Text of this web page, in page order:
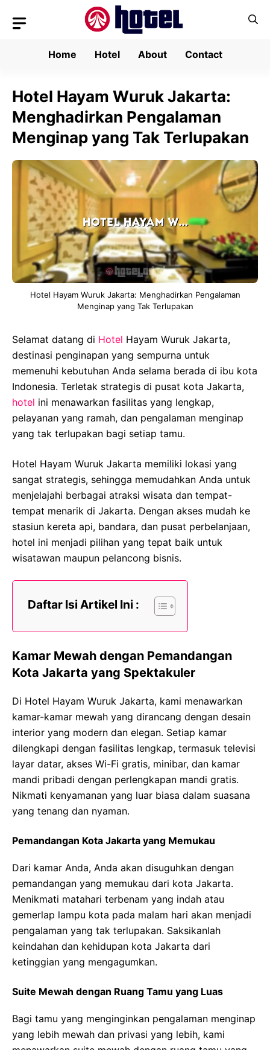
Home
Hotel About Contact
Hotel Hayam Wuruk Jakarta:
Menghadirkan Pengalaman
Menginap yang Tak Terlupakan
Hotel Hayam Wuruk Jakarta: Menghadirkan Pengalaman
Menginap yang Tak Terlupakan
Selamat datang di Hotel Hayam Wuruk Jakarta,
destinasi penginapan yang sempurna untuk
memenuhi kebutuhan Anda selama berada di ibu kota
Indonesia. Terletak strategis di pusat kota Jakarta,
hotel ini menawarkan fasilitas yang lengkap,
pelayanan yang ramah, dan pengalaman menginap
yang tak terlupakan bagi setiap tamu.
Hotel Hayam Wuruk Jakarta memiliki lokasi yang
sangat strategis, sehingga memudahkan Anda untuk
menjelajahi berbagai atraksi wisata dan tempat-
tempat menarik di Jakarta. Dengan akses mudah ke
stasiun kereta api, bandara, dan pusat perbelanjaan,
hotel ini menjadi pilihan yang tepat baik untuk
wisatawan maupun pelancong bisnis.
Daftar Isi Artikel Ini :
Kamar Mewah dengan Pemandangan
Kota Jakarta yang Spektakuler
Di Hotel Hayam Wuruk Jakarta, kami menawarkan
kamar-kamar mewah yang dirancang dengan desain
interior yang modern dan elegan. Setiap kamar
dilengkapi dengan fasilitas lengkap, termasuk televisi
layar datar, akses Wi-Fi gratis, minibar, dan kamar
mandi pribadi dengan perlengkapan mandi gratis.
Nikmati kenyamanan yang luar biasa dalam suasana
yang tenang dan nyaman.
Pemandangan Kota Jakarta yang Memukau
Dari kamar Anda, Anda akan disuguhkan dengan
pemandangan yang memukau dari kota Jakarta.
Menikmati matahari terbenam yang indah atau
gemerlap lampu kota pada malam hari akan menjadi
pengalaman yang tak terlupakan. Saksikanlah
keindahan dan kehidupan kota Jakarta dari
ketinggian yang mengagumkan.
Suite Mewah dengan Ruang Tamu yang Luas
Bagi tamu yang menginginkan pengalaman menginap
yang lebih mewah dan privasi yang lebih, kami